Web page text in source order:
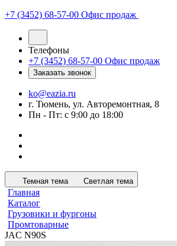
+7 (3452) 68-57-00 Офис продаж
Телефоны
+7 (3452) 68-57-00 Офис продаж
Заказать звонок
ko@eazia.ru
г. Тюмень, ул. Авторемонтная, 8
Пн - Пт: с 9:00 до 18:00
Темная тема Светлая тема
Главная
Каталог
Грузовики и фургоны
Промтоварные
JAC N90S